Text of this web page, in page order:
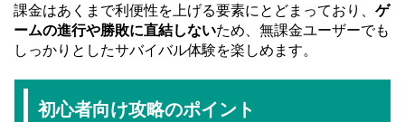
課金はあくまで利便性を上げる要素にとどまっており、 ゲ
ームの進行や勝敗に直結しないため、無課金ユーザーでも
しっかりとしたサバイバル体験を楽しめます。
初心者向け攻略のポイント